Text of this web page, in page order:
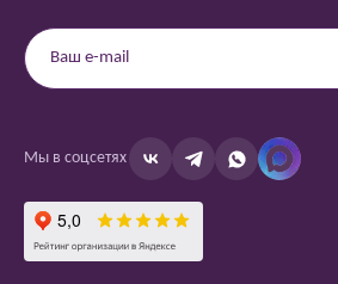
Мы в соцсетях